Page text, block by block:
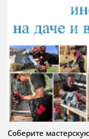
Соберите